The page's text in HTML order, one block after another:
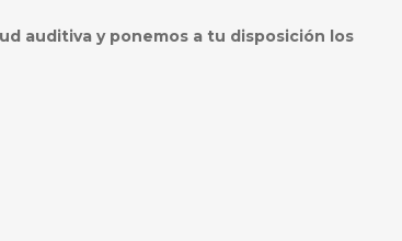
auditiva y ponemos a tu disposición los